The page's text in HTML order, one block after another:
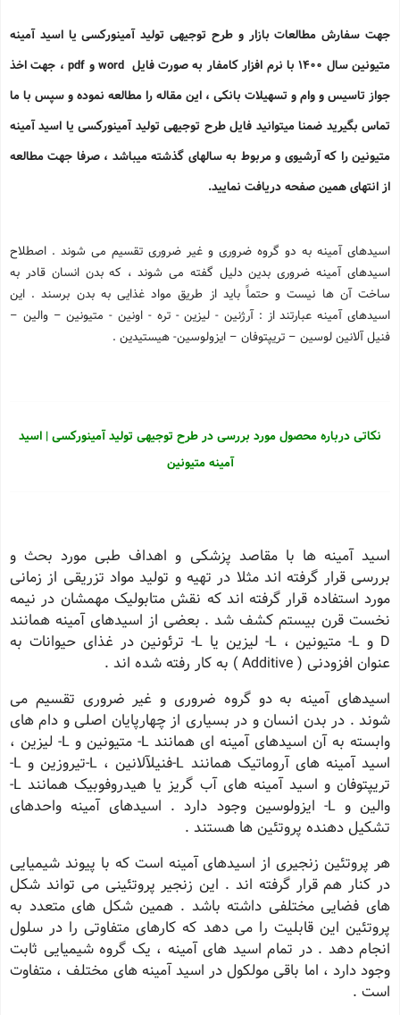
جهت سفارش مطالعات بازار و طرح توجیهی تولید آمینورکسی یا اسید آمینه
متیونین سال 1400 با نرم افزار کامفار به صورت فایل word و pdf ، جهت اخذ
جواز تاسیس و وام و تسهیلات بانکی ، این مقاله را مطالعه نموده و سپس با ما
تماس بگیرید ضمنا میتوانید فایل طرح توجیهی تولید آمینورکسی یا اسید آمینه
متیونین را که آرشیوی و مربوط به سالهای گذشته میباشد ، صرفا جهت مطالعه
از انتهای همین صفحه دریافت نمایید.
اسیدهای آمینه به دو گروه ضروری و غیر ضروری تقسیم می شوند . اصطلاح
اسیدهای آمینه ضروری بدین دلیل گفته می شوند ، که بدن انسان قادر به
ساخت آن ها نیست و حتماً باید از طریق مواد غذایی به بدن برسند . این
اسیدهای آمینه عبارتند از : آرژنین - لیزین - تره - اونین - متیونین – والین –
فنیل آلانین لوسین – تریپتوفان – ایزولوسین- هیستیدین .
نکاتی درباره محصول مورد بررسی در طرح توجیهی تولید آمینورکسی | اسید
آمینه متیونین
اسید آمینه ها با مقاصد پزشکی و اهداف طبی مورد بحث و
بررسی قرار گرفته اند مثلا در تهیه و تولید مواد تزریقی از زمانی
مورد استفاده قرار گرفته اند که نقش متابولیک مهمشان در نیمه
نخست قرن بیستم کشف شد . بعضی از اسیدهای آمینه همانند
D و L- متیونین ، L- لیزین یا L- ترئونین در غذای حیوانات به
عنوان افزودنی ( Additive ) به کار رفته شده اند .
اسیدهای آمینه به دو گروه ضروری و غیر ضروری تقسیم می
شوند . در بدن انسان و در بسیاری از چهارپایان اصلی و دام های
وابسته به آن اسیدهای آمینه ای همانند L- متیونین و L- لیزین ،
اسید آمینه های آروماتیک همانند L-فنیلآلانین ، L-تیروزین و L-
تریپتوفان و اسید آمینه های آب گریز یا هیدروفوبیک همانند L-
والین و L- ایزولوسین وجود دارد . اسیدهای آمینه واحدهای
تشکیل دهنده پروتئین ها هستند .
هر پروتئین زنجیری از اسیدهای آمینه است که با پیوند شیمیایی
در کنار هم قرار گرفته اند . این زنجیر پروتئینی می تواند شکل
های فضایی مختلفی داشته باشد . همین شکل های متعدد به
پروتئین این قابلیت را می دهد که کارهای متفاوتی را در سلول
انجام دهد . در تمام اسید های آمینه ، یک گروه شیمیایی ثابت
وجود دارد ، اما باقی مولکول در اسید آمینه های مختلف ، متفاوت
است .